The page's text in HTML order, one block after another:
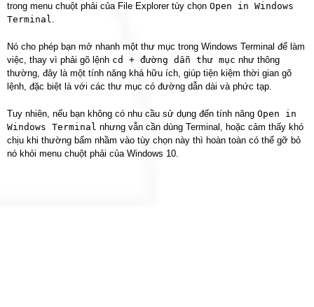
trong menu chuột phải của File Explorer tùy chọn Open in Windows
Terminal.
Nó cho phép bạn mở nhanh một thư mục trong Windows Terminal để làm
việc, thay vì phải gõ lệnh cd + đường dẫn thư mục như thông
thường, đây là một tính năng khá hữu ích, giúp tiện kiệm thời gian gõ
lệnh, đặc biệt là với các thư mục có đường dẫn dài và phức tạp.
Tuy nhiên, nếu bạn không có nhu cầu sử dụng đến tính năng Open in
Windows Terminal nhưng vẫn cần dùng Terminal, hoặc cảm thấy khó
chịu khi thường bấm nhầm vào tùy chọn này thì hoàn toàn có thể gỡ bỏ
nó khỏi menu chuột phải của Windows 10.